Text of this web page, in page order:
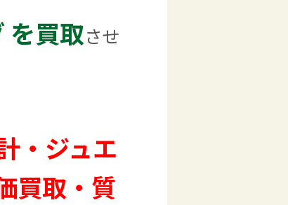
を買取させ
・ジュエ
買取・質